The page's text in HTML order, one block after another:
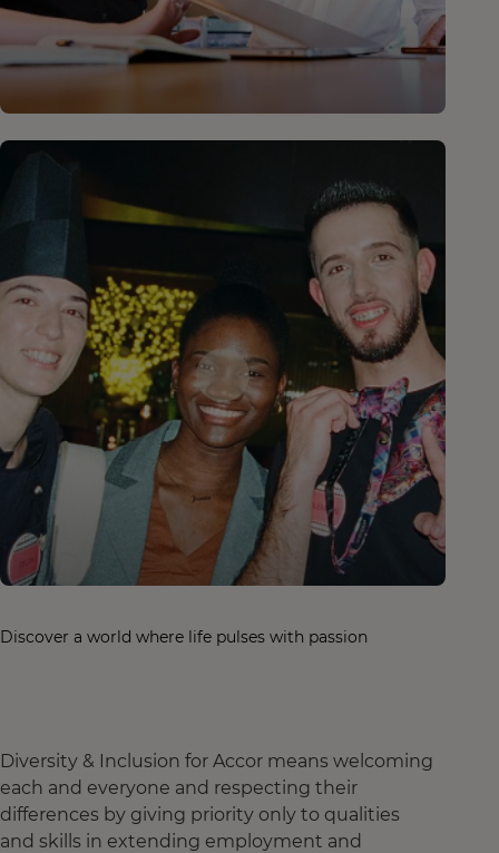
Discover a world where life pulses with passion
Diversity & Inclusion for Accor means welcoming
each and everyone and respecting their
differences by giving priority only to qualities
and skills in extending employment and